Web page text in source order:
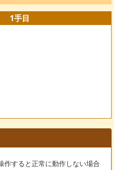
1手目
作すると正常に動作しない場合